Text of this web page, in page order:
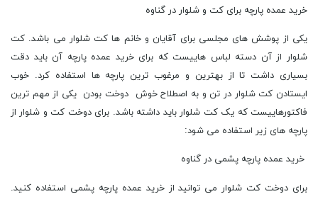
خرید عمده پارچه برای کت و شلوار در گناوه
یکی از پوشش های مجلسی برای آقایان و خانم ها کت شلوار می باشد. کت
شلوار از آن دسته لباس هاییست که برای خرید عمده پارچه آن باید دقت
بسیاری داشت تا از بهترین و مرغوب ترین پارچه ها استفاده کرد. خوب
ایستادن کت شلوار در تن و به اصطلاح خوش دوخت بودن یکی از مهم ترین
فاکتورهاییست که یک کت شلوار باید داشته باشد. برای دوخت کت و شلوار از
پارچه های زیر استفاده می شود:
خرید عمده پارچه پشمی در گناوه
برای دوخت کت شلوار می توانید از خرید عمده پارچه پشمی استفاده کنید.